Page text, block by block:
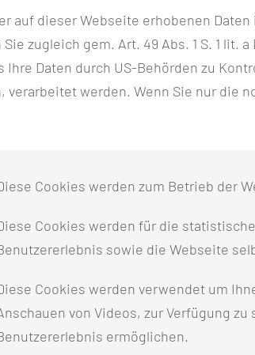
Lausitz – Carl Thiem
Medizinische Universität Lausitz –
, Charles University and Military
auf dieser Webseite erhobenen
zugleich gem. Art. 49 Abs. 1 S. 1 lit.
Ihre Daten durch US-Behörden zu
werden. Wenn Sie nur die
Cookies werden zum Betrieb der
Cookies werden für die
sowie die Webseite
Cookies werden verwendet um
von Videos, zur Verfügung
ermöglichen.